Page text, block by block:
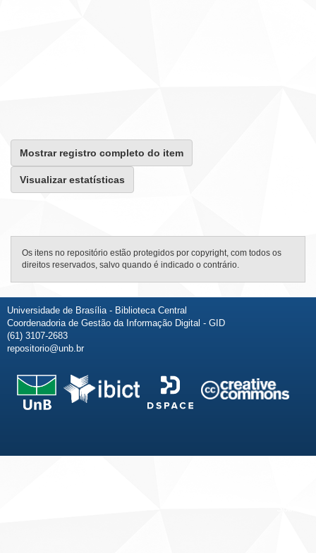
Mostrar registro completo do item
Visualizar estatísticas
Os itens no repositório estão protegidos por copyright, com todos os
direitos reservados, salvo quando é indicado o contrário.
Universidade de Brasília - Biblioteca Central
Coordenadoria de Gestão da Informação Digital - GID
(61) 3107-2683
repositorio@unb.br